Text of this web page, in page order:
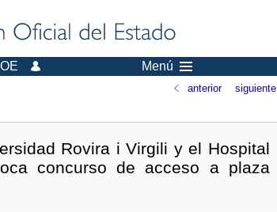
Menú
anterior siguiente
Rovira i Virgili y el Hospital
concurso de acceso a plaza